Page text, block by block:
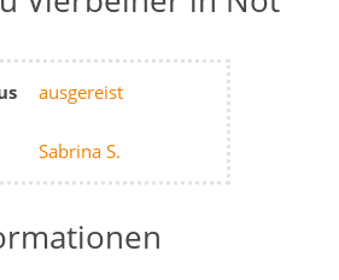
ausgereist
Sabrina S.